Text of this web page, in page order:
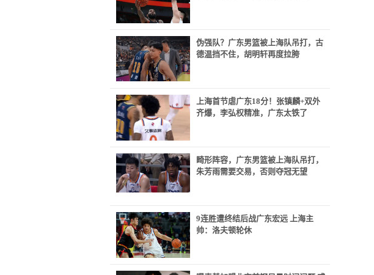
伪强队？广东男篮被上海队吊打，古
德温挡不住，胡明轩再度拉胯
上海首节虐广东18分！张镇麟+双外
齐爆，李弘权精准，广东太铁了
畸形阵容，广东男篮被上海队吊打，
朱芳雨需要交易，否则夺冠无望
9连胜遭终结后战广东宏远 上海主
帅：洛夫顿轮休